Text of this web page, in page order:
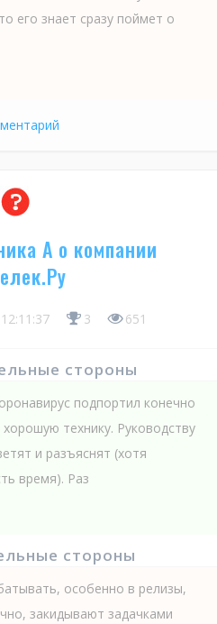
его знает сразу поймет о
А о компании
3 651
стороны
подпортил конечно
технику. Руководству
и разъяснят (хотя
время). Раз
стороны
особенно в релизы,
закидывают задачками